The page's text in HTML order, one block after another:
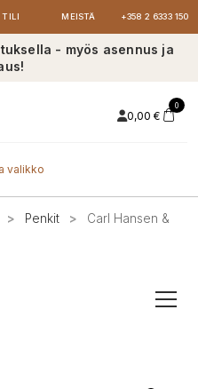
MEISTÄ +358 2 6333 150
- myös asennus ja
0,00 €
0
valikko
> Penkit >
Carl Hansen &